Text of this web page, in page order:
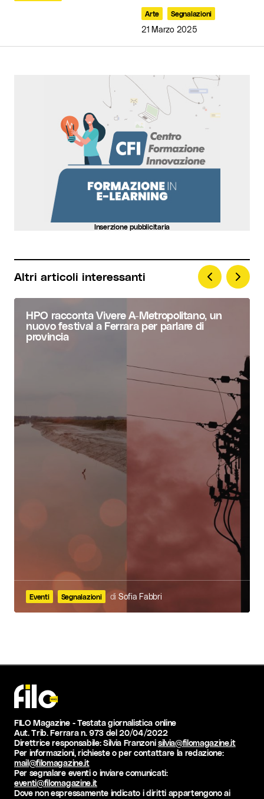
Invia commento
Arte Segnalazioni
21 Marzo 2025
Inserzione pubblicitaria
Altri articoli interessanti
HPO racconta Vivere A-Metropolitano, un
nuovo festival a Ferrara per parlare di
provincia
Eventi Segnalazioni di Sofia Fabbri
FILO Magazine - Testata giornalistica online
Aut. Trib. Ferrara n. 973 del 20/04/2022
Direttrice responsabile: Silvia Franzonisilvia@filomagazine.it
Per informazioni, richieste o per contattare la redazione:
mail@filomagazine.it
Per segnalare eventi o inviare comunicati:
eventi@filomagazine.it
Dove non espressamente indicato i diritti appartengono ai